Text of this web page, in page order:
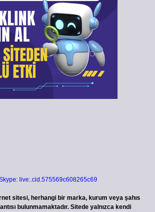
live:.cid.575569c608265c69
sitesi, herhangi bir marka, kurum veya şahıs
bulunmamaktadır. Sitede yalnızca kendi